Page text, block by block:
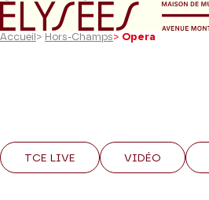
Accueil > Hors-Champs> Opera
TCE LIVE VIDÉO